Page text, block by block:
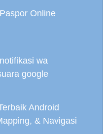
Online
wa
google
Android
& Navigasi